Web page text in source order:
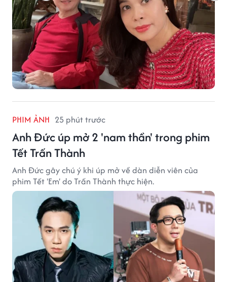
PHIM ẢNH 25 phút trước
Anh Đức úp mở 2 'nam thần' trong phim
Tết Trấn Thành
Anh Đức gây chú ý khi úp mở về dàn diễn viên của
phim Tết 'Em' do Trấn Thành thực hiện.